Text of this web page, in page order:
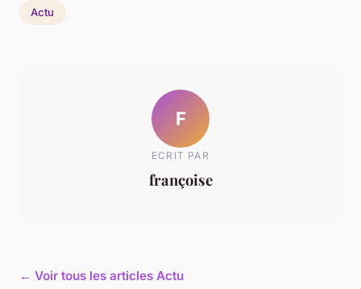
Actu
F
ECRIT PAR
françoise
← Voir tous les articles Actu